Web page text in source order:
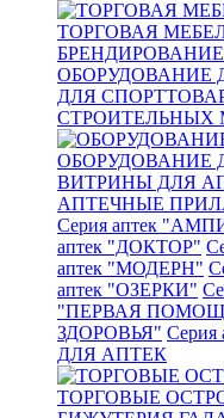
ТОРГОВАЯ
ОБОРУДОВАНИЕ
ДЛЯ
СТРОИТЕЛЬНЫХ
ОБОРУДОВАНИЕ
ВИТРИНЫ ДЛЯ
АПТЕЧНЫЕ
Серия аптек
аптек "ДОКТОР"
аптек "МОДЕРН"
аптек "ОЗЕРКИ"
"ПЕРВАЯ
ЗДОРОВЬЯ"
ДЛЯ АПТЕК
ТОРГОВЫЕ